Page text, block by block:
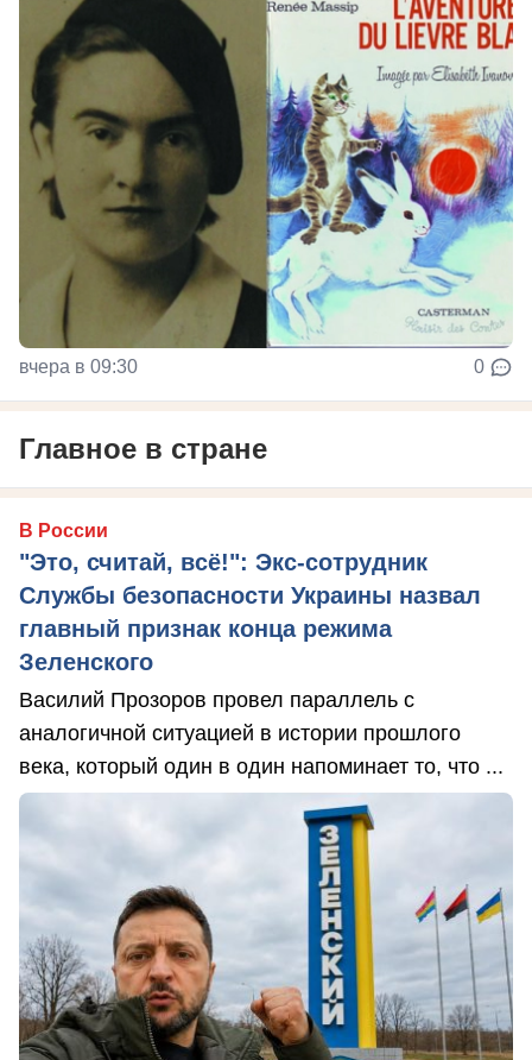
вчера в 09:30 0
Главное в стране
В России
"Это, считай, всё!": Экс-сотрудник
Службы безопасности Украины назвал
главный признак конца режима
Зеленского
Василий Прозоров провел параллель с
аналогичной ситуацией в истории прошлого
века, который один в один напоминает то, что ...